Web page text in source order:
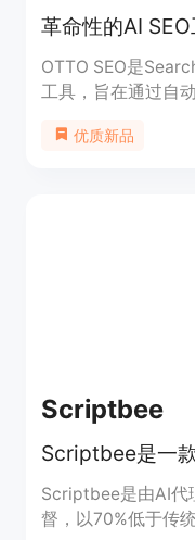
革命性的AI SEO
OTTO SEO是
工具，旨在通过自
页优化，包括技术
优质新品
Scriptbee
Scriptbee是由AI代
督，以70%低于传